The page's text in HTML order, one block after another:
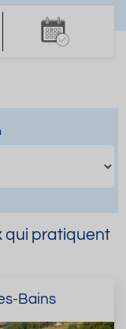
qui pratiquent
Bains